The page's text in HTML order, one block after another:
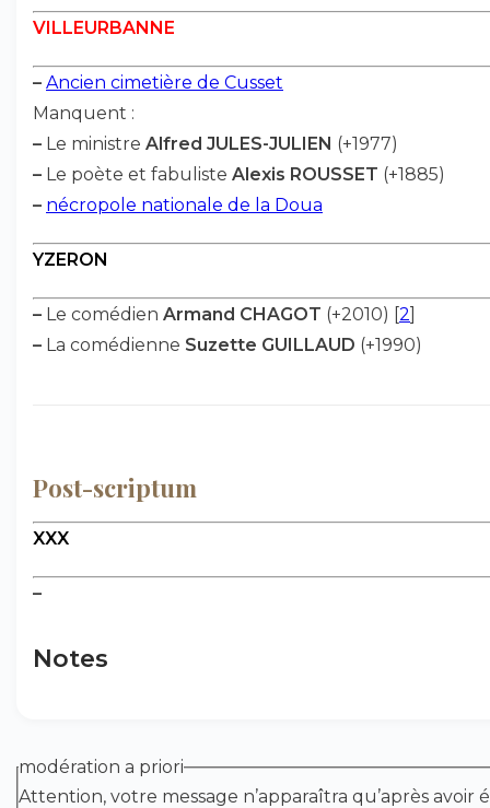
VILLEURBANNE
– Ancien cimetière de Cusset
Manquent :
– Le ministre Alfred JULES-JULIEN (+1977)
– Le poète et fabuliste Alexis ROUSSET (+1885)
– nécropole nationale de la Doua
YZERON
– Le comédien Armand CHAGOT (+2010) [2]
– La comédienne Suzette GUILLAUD (+1990)
Post-scriptum
XXX
–
Notes
modération a priori
Attention, votre message n’apparaîtra qu’après avoir